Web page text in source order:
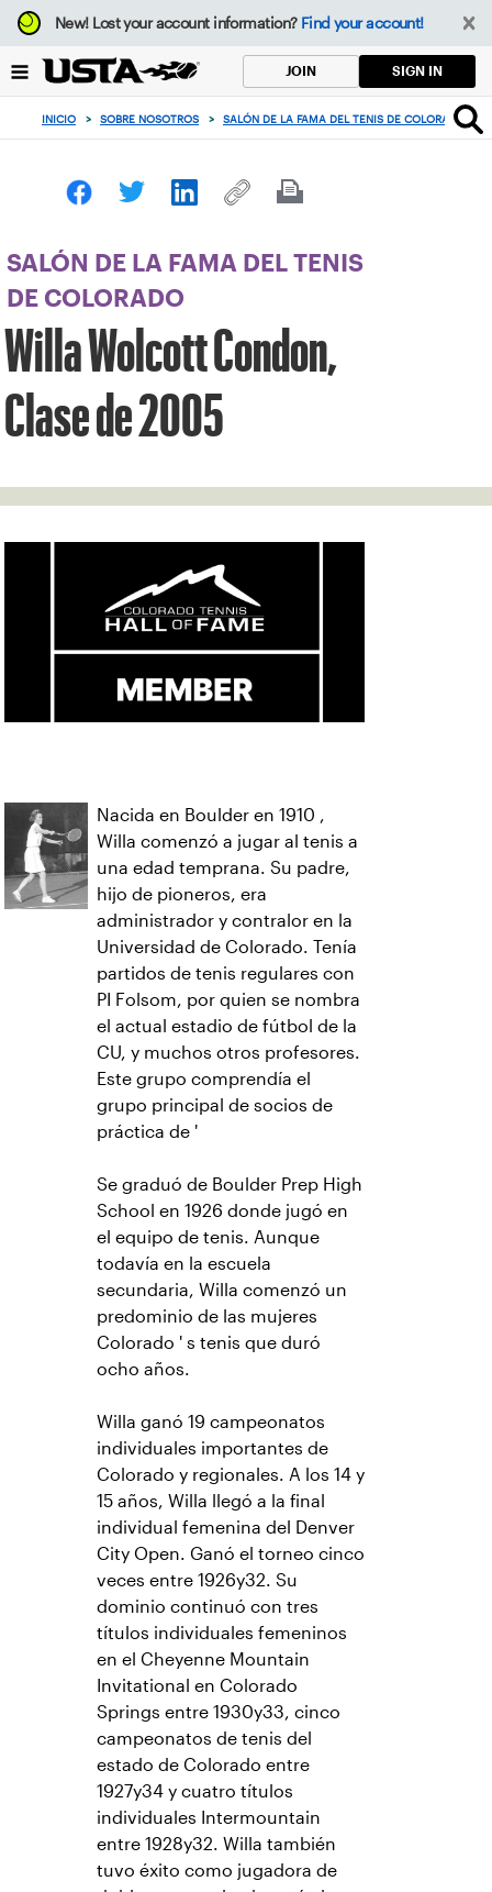
Enfoque
desde
botón
volver
principio
New!Lost your account information? Find your account!
JOIN SIGN IN
INICIO > SOBRE NOSOTROS > SALÓN DE LA FAMA DEL TENIS DE COLORADO >
SALÓN DE LA FAMA DEL TENIS
DE COLORADO
Willa Wolcott Condon,
Clase de 2005
Nacida en Boulder en 1910 ,
Willa comenzó a jugar al tenis a
una edad temprana. Su padre,
hijo de pioneros, era
administrador y contralor en la
Universidad de Colorado. Tenía
partidos de tenis regulares con
PI Folsom, por quien se nombra
el actual estadio de fútbol de la
CU, y muchos otros profesores.
Este grupo comprendía el
grupo principal de socios de
práctica de '
Se graduó de Boulder Prep High
School en 1926 donde jugó en
el equipo de tenis. Aunque
todavía en la escuela
secundaria, Willa comenzó un
predominio de las mujeres
Colorado ' s tenis que duró
ocho años.
Willa ganó 19 campeonatos
individuales importantes de
Colorado y regionales. A los 14 y
15 años, Willa llegó a la final
individual femenina del Denver
City Open. Ganó el torneo cinco
veces entre 1926y32. Su
dominio continuó con tres
títulos individuales femeninos
en el Cheyenne Mountain
Invitational en Colorado
Springs entre 1930y33, cinco
campeonatos de tenis del
estado de Colorado entre
1927y34 y cuatro títulos
individuales Intermountain
entre 1928y32. Willa también
tuvo éxito como jugadora de